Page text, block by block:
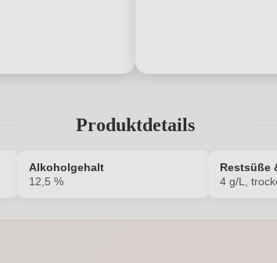
Produktdetails
Alkoholgehalt
12,5 %
Restsüße
4 g/L,